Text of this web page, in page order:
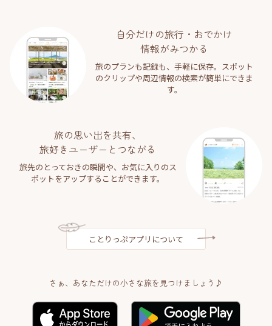
自分だけの旅行・おでかけ
情報がみつかる
旅のプランも記録も、手軽に保存。スポット
のクリップや周辺情報の検索が簡単にできま
す。
旅の思い出を共有、
旅好きユーザーとつながる
旅先のとっておきの瞬間や、お気に入りのス
ポットをアップすることができます。
ことりっぷアプリについて
さぁ、あなただけの小さな旅を見つけましょう♪